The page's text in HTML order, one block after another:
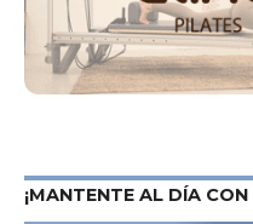
¡MANTENTE AL DÍA